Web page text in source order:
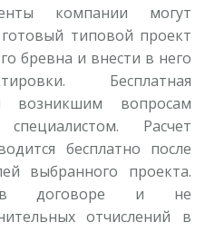
компании могут
типовой проект
бревна и внести в него
Бесплатная
возникшим вопросам
Расчет
бесплатно после
выбранного проекта.
в договоре и не
отчислений в